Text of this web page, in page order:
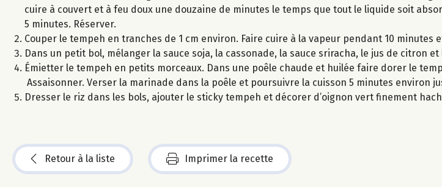
cuire à couvert et à feu doux une douzaine de minutes le temps que tout le liquide soit
5 minutes. Réserver.
Couper le tempeh en tranches de 1 cm environ. Faire cuire à la vapeur pendant 10
Dans un petit bol, mélanger la sauce soja, la cassonade, la sauce sriracha, le jus de citron
Émietter le tempeh en petits morceaux. Dans une poêle chaude et huilée faire dorer le
Assaisonner. Verser la marinade dans la poêle et poursuivre la cuisson 5 minutes environ
Dresser le riz dans les bols, ajouter le sticky tempeh et décorer d’oignon vert finement
Retour à la liste Imprimer la recette